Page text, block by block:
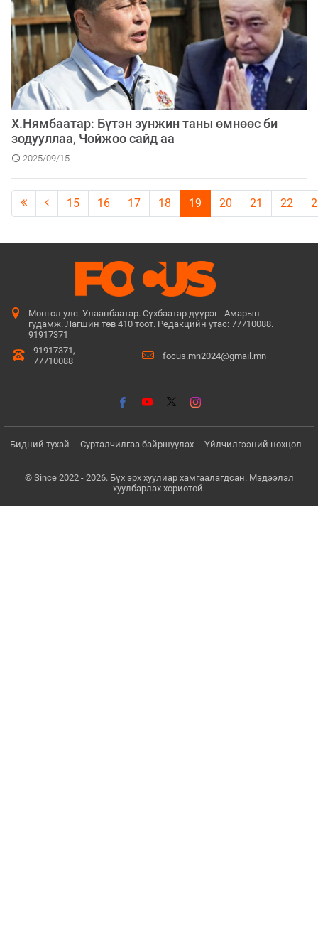
​Х.Нямбаатар: Бүтэн зунжин таны өмнөөс би
зодууллаа, Чойжоо сайд аа
2025/09/15
15 16 17 18 19 20 21 22
Монгол улс. Улаанбаатар. Сүхбаатар дүүрэг. Амарын
гудамж. Лагшин төв 410 тоот. Редакцийн утас: 77710088.
91917371
91917371,
77710088
focus.mn2024@gmail.mn
Бидний тухай Сурталчилгаа байршуулах Үйлчилгээний нөхцөл
© Since 2022 - 2026. Бүх эрх хуулиар хамгаалагдсан. Мэдээлэл
хуулбарлах хориотой.